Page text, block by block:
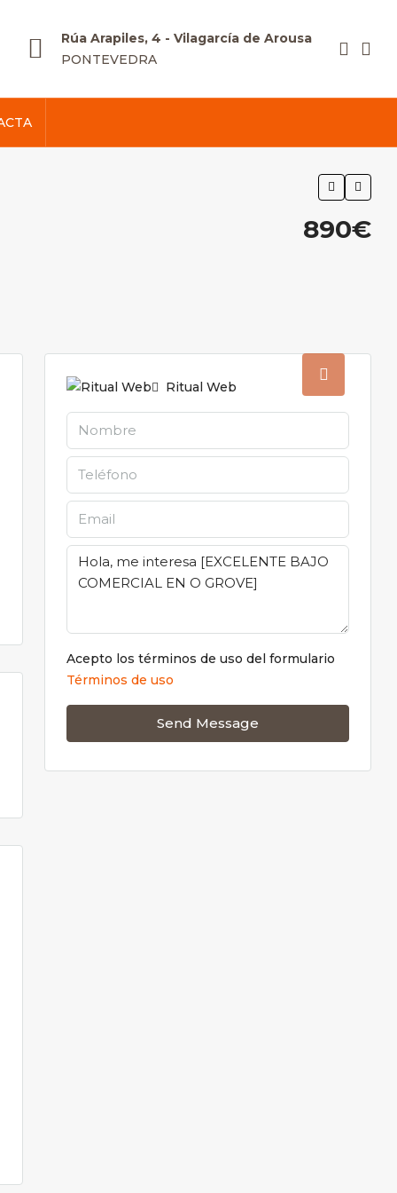
Rúa Arapiles, 4 - Vilagarcía de Arousa
PONTEVEDRA
890€
Ritual Web
Acepto los términos de uso del formulario
Términos de uso
Send Message